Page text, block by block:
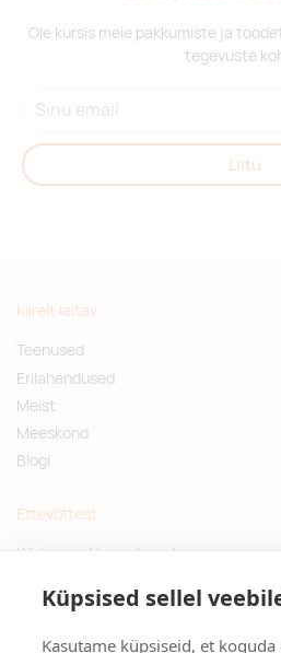
Küpsised sellel
Kasutame küpsiseid, et
Ole kursis meie pakkumiste ja
tegevuste
Liitu
Kiirelt leitav
Teenused
Erilahendused
Meist
Meeskond
Blogi
Ettevõttest
Küsimused ja vastused
Privaatsuspoliitika